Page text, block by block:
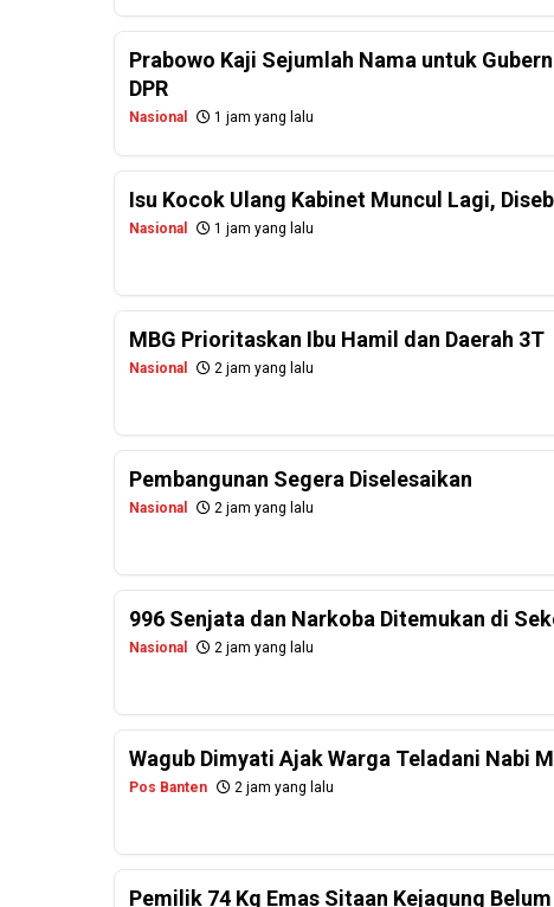
Prabowo Kaji Sejumlah Nama untuk
DPR
Nasional 1 jam yang lalu
Isu Kocok Ulang Kabinet Muncul Lagi,
Nasional 1 jam yang lalu
MBG Prioritaskan Ibu Hamil dan Daerah 3T
Nasional 2 jam yang lalu
Pembangunan Segera Diselesaikan
Nasional 2 jam yang lalu
996 Senjata dan Narkoba Ditemukan di
Nasional 2 jam yang lalu
Wagub Dimyati Ajak Warga Teladani Nabi
Pos Banten 2 jam yang lalu
Pemilik 74 Kg Emas Sitaan Kejagung